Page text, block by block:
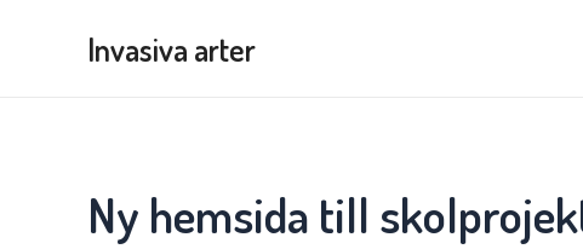
Invasiva arter
Ny hemsida till